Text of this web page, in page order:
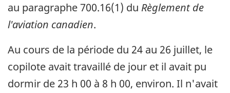
au paragraphe 700.16(1) du Règlement de
l'aviation canadien.
Au cours de la période du 24 au 26 juillet, le
copilote avait travaillé de jour et il avait pu
dormir de 23 h 00 à 8 h 00, environ. Il n'avait